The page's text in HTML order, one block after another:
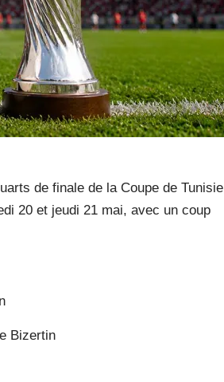
de finale de la Coupe de Tunisie
20 et jeudi 21 mai, avec un coup
Bizertin